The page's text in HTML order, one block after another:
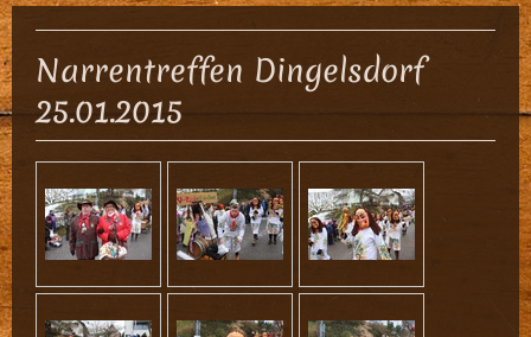
Narrentreffen Dingelsdorf
25.01.2015